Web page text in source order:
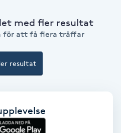
med fler resultat
för att få flera träffar
resultat